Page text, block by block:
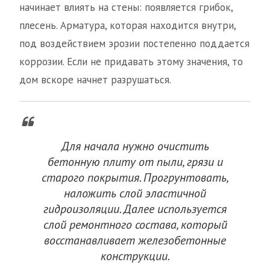
начинает влиять на стены: появляется грибок,
плесень. Арматура, которая находится внутри,
под воздействием эрозии постепенно поддается
коррозии. Если не придавать этому значения, то
дом вскоре начнет разрушаться.
Для начала нужно очистить
бетонную плиту от пыли, грязи и
старого покрытия. Прогрунтовать,
наложить слой эластичной
гидроизоляции. Далее используется
слой ремонтного состава, который
восстанавливает железобетонные
конструкции.